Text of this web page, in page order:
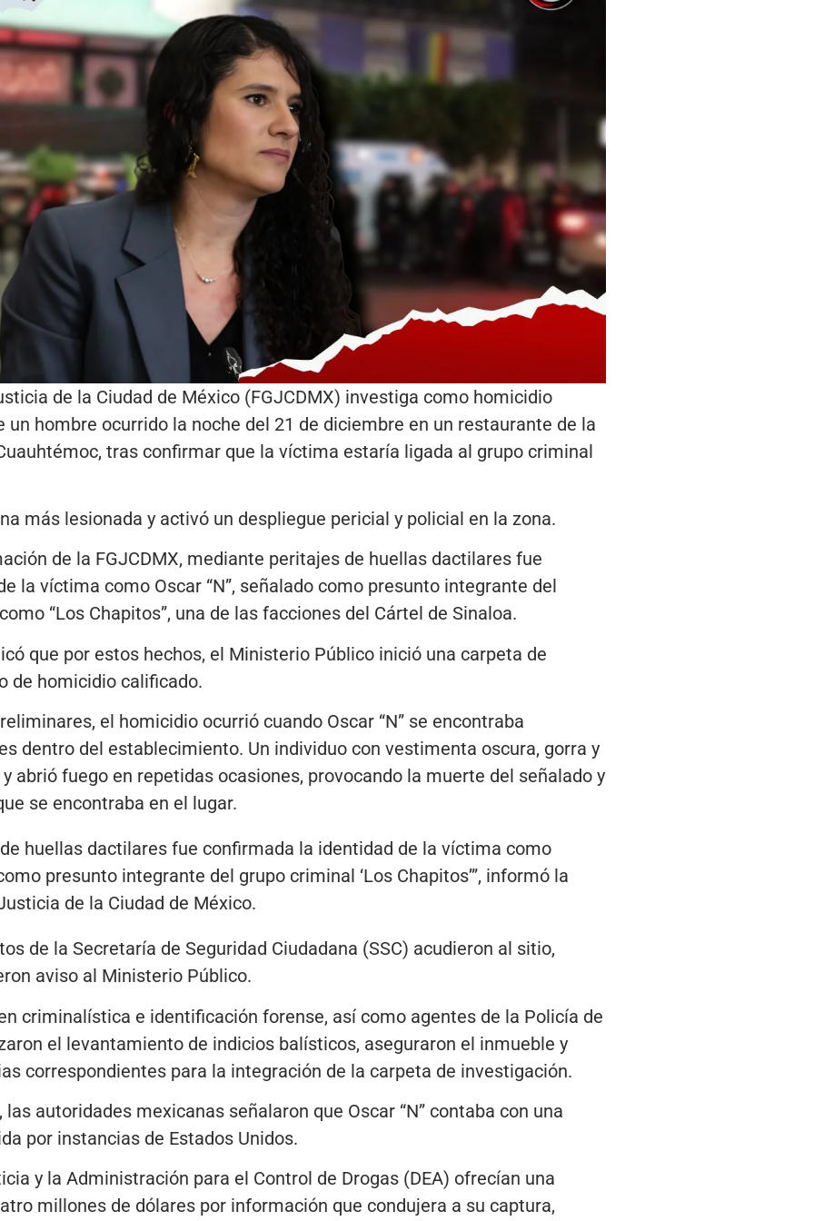
de la Ciudad de México (FGJCDMX) investiga como homicidio
un hombre ocurrido la noche del 21 de diciembre en un restaurante de la
tras confirmar que la víctima estaría ligada al grupo criminal
más lesionada y activó un despliegue pericial y policial en la zona.
de la FGJCDMX, mediante peritajes de huellas dactilares fue
la víctima como Oscar “N”, señalado como presunto integrante del
“Los Chapitos”, una de las facciones del Cártel de Sinaloa.
que por estos hechos, el Ministerio Público inició una carpeta de
de homicidio calificado.
el homicidio ocurrió cuando Oscar “N” se encontraba
dentro del establecimiento. Un individuo con vestimenta oscura, gorra y
abrió fuego en repetidas ocasiones, provocando la muerte del señalado y
se encontraba en el lugar.
huellas dactilares fue confirmada la identidad de la víctima como
presunto integrante del grupo criminal ‘Los Chapitos’”, informó la
de la Ciudad de México.
de la Secretaría de Seguridad Ciudadana (SSC) acudieron al sitio,
aviso al Ministerio Público.
criminalística e identificación forense, así como agentes de la Policía de
el levantamiento de indicios balísticos, aseguraron el inmueble y
correspondientes para la integración de la carpeta de investigación.
autoridades mexicanas señalaron que Oscar “N” contaba con una
por instancias de Estados Unidos.
y la Administración para el Control de Drogas (DEA) ofrecían una
millones de dólares por información que condujera a su captura,